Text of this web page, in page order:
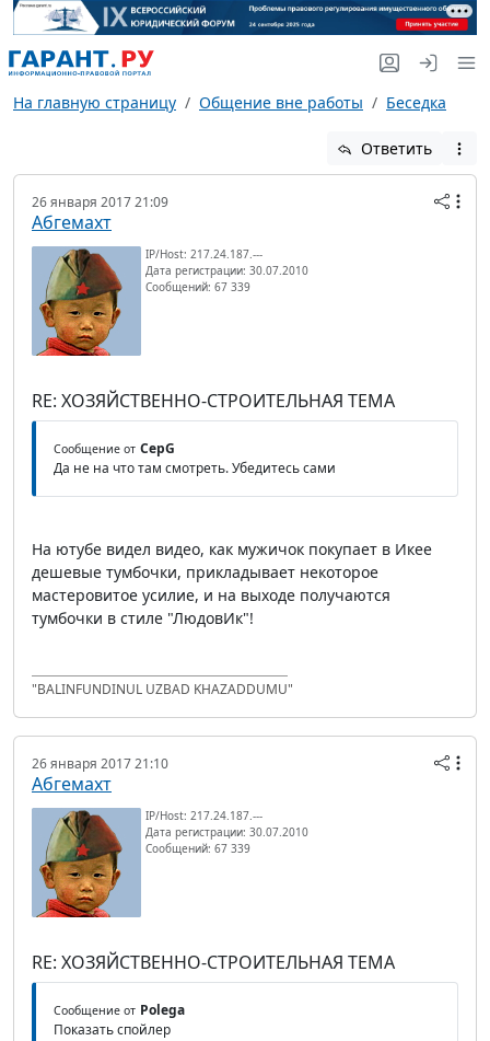
На главную страницу Общение вне работы Беседка
Ответить
26 января 2017 21:09
Абгемахт
IP/Host: 217.24.187.---
Дата регистрации: 30.07.2010
Сообщений: 67 339
RE: ХОЗЯЙСТВЕННО-СТРОИТЕЛЬНАЯ ТЕМА
Сообщение от CepG
Да не на что там смотреть. Убедитесь сами
На ютубе видел видео, как мужичок покупает в Икее
дешевые тумбочки, прикладывает некоторое
мастеровитое усилие, и на выходе получаются
тумбочки в стиле "ЛюдовИк"!
"BALINFUNDINUL UZBAD KHAZADDUMU"
26 января 2017 21:10
Абгемахт
IP/Host: 217.24.187.---
Дата регистрации: 30.07.2010
Сообщений: 67 339
RE: ХОЗЯЙСТВЕННО-СТРОИТЕЛЬНАЯ ТЕМА
Сообщение от Polega
Показать спойлер